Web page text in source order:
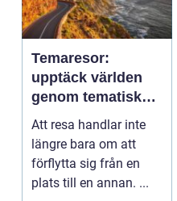
Temaresor:
upptäck världen
genom tematiska
upplevelser
Att resa handlar inte
längre bara om att
förflytta sig från en
plats till en annan. ...